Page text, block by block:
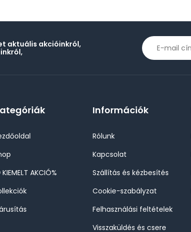
aktuális akcióinkról,
KIEMELT AKCIÓ%
Információk
Rólunk
Kapcsolat
Szállítás és kézbesítés
Cookie-szabályzat
Felhasználási feltételek
Visszaküldés és csere